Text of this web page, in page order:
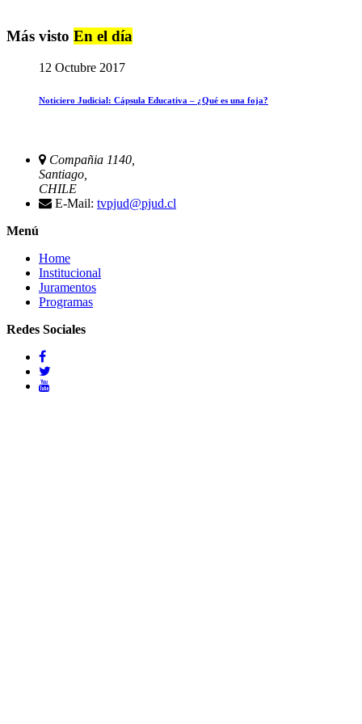
Más visto En el día
12 Octubre 2017
Noticiero Judicial: Cápsula Educativa – ¿Qué es una foja?
Compañia 1140,
Santiago,
CHILE
E-Mail: tvpjud@pjud.cl
Menú
Home
Institucional
Juramentos
Programas
Redes Sociales